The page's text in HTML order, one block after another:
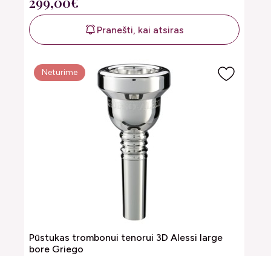
Pranešti, kai atsiras
Neturime
Pūstukas trombonui tenorui 3D Alessi large
bore Griego